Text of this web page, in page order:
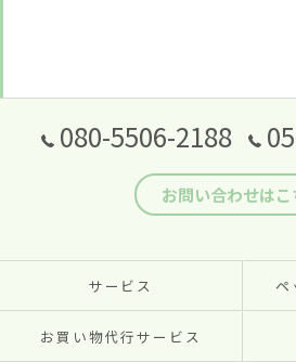
080-5506-2188
お問い合わせはこ
サービス ペ
お買い物代行サービス